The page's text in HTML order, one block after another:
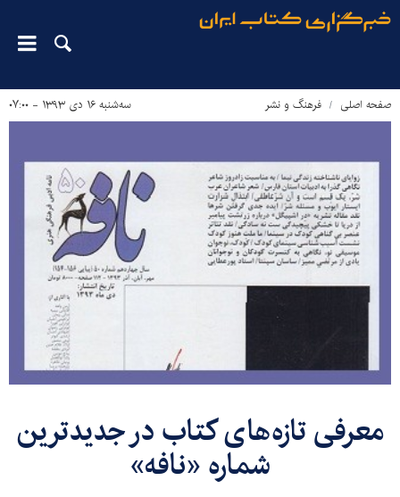
صفحه اصلی فرهنگ و نشر سه‌شنبه ۱۶ دی ۱۳۹۳ - ۰۷:۰۰
معرفی تازه‌های کتاب در جدیدترین
شماره «نافه»